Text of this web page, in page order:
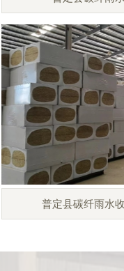
普定县碳纤雨水